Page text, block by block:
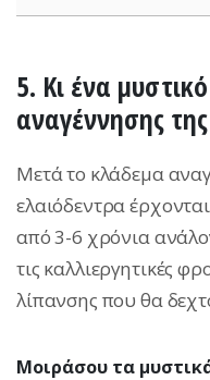
5. Kι ένα
αναγέννησης
Μετά το κλάδεμα
ελαιόδεντρα
από 3-6 χρόνια
τις καλλιεργητικές
λίπανσης που θα
Μοιράσου τα